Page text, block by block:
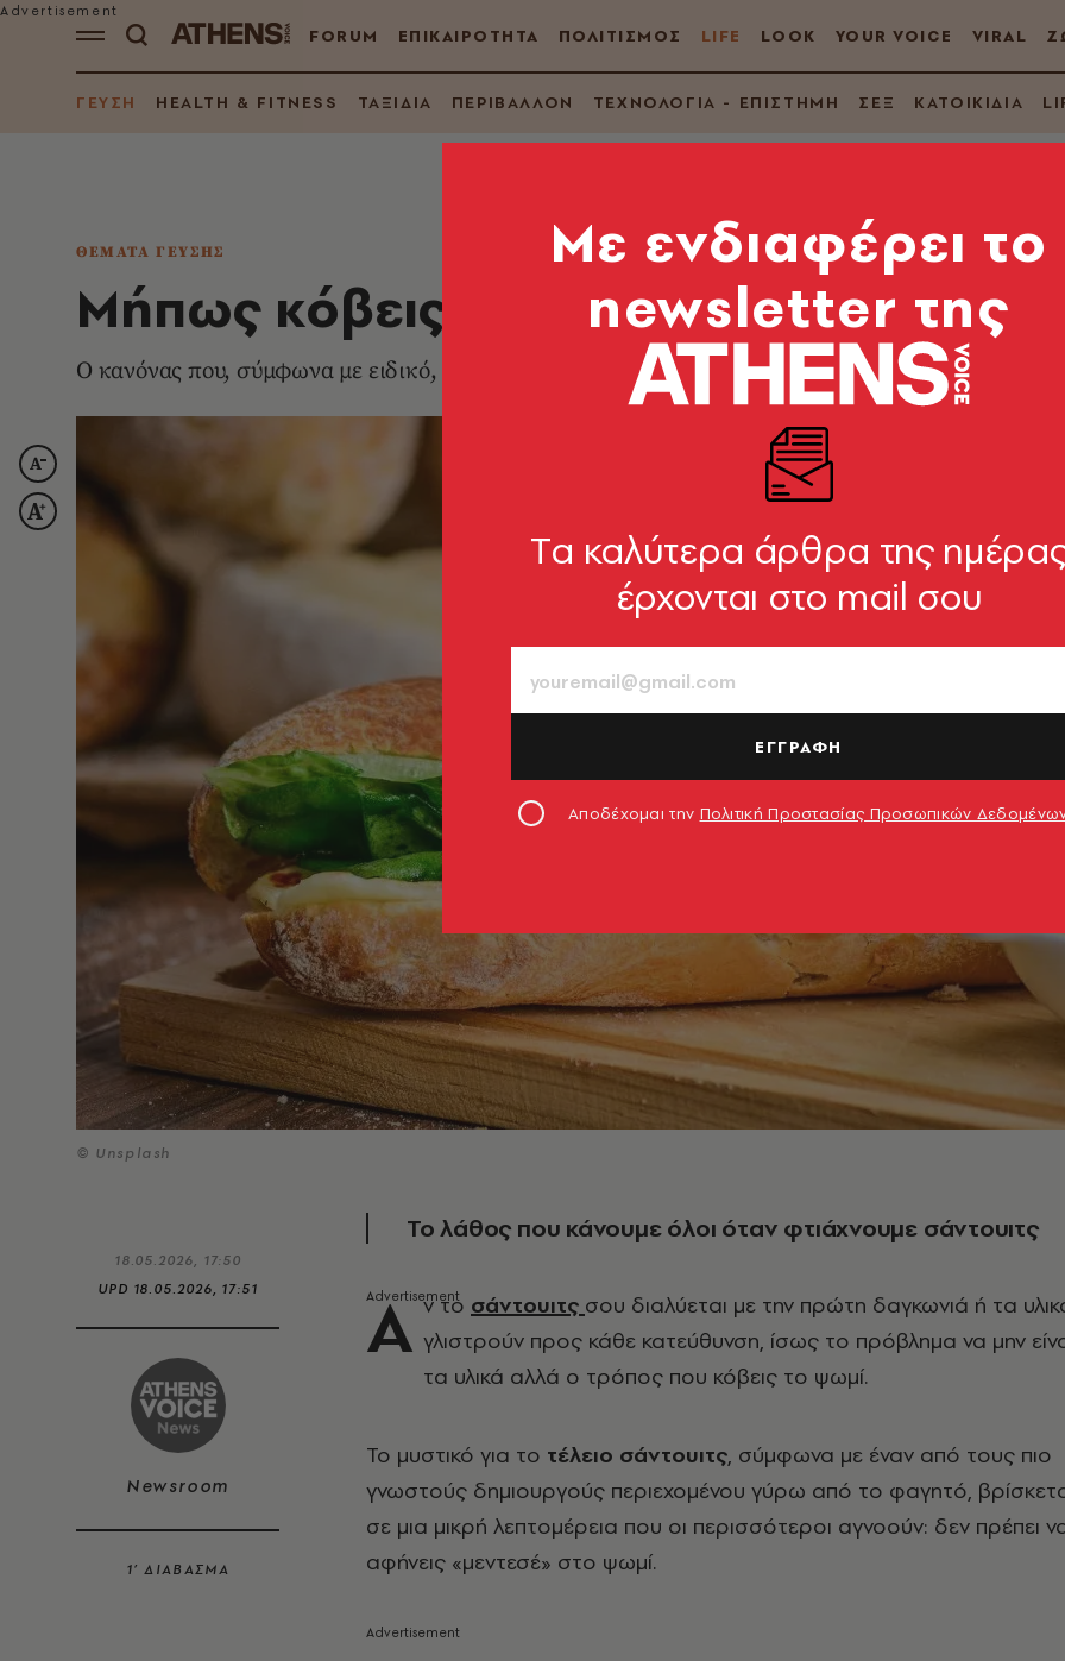
FORUM ΕΠΙΚΑΙΡΟΤΗΤΑ ΠΟΛΙΤΙΣΜΟΣ LIFE LOOK YOUR VOICE VIRAL
ΓΕΥΣΗ HEALTH & FITNESS ΤΑΞΙΔΙΑ ΠΕΡΙΒΑΛΛΟΝ ΤΕΧΝΟΛΟΓΙΑ - ΕΠΙΣΤΗΜΗ ΣΕΞ ΚΑΤΟΙΚΙΔΙΑ
ΘΕΜΑΤΑ ΓΕΥΣΗΣ
Mήπως κόβεις λάθος το σάντουιτς
Ο κανόνας που, σύμφωνα με ειδικό, αλλάζει τα πάντα
© Unsplash
18.05.2026, 17:50
UPD 18.05.2026, 17:51
Newsroom
1’ ΔΙΑΒΑΣΜΑ
Το λάθος που κάνουμε όλοι όταν φτιάχνουμε σάντουιτς
Α ν το σάντουιτς σου διαλύεται με την πρώτη δαγκωνιά ή τα
γλιστρούν προς κάθε κατεύθυνση, ίσως το πρόβλημα να μην
τα υλικά αλλά ο τρόπος που κόβεις το ψωμί.
Το μυστικό για το τέλειο σάντουιτς, σύμφωνα με έναν από τους πιο
γνωστούς δημιουργούς περιεχομένου γύρω από το φαγητό,
σε μια μικρή λεπτομέρεια που οι περισσότεροι αγνοούν: δεν πρέπει
αφήνεις «μεντεσέ» στο ψωμί.
Mε ενδιαφέρει το
newsletter της
Tα καλύτερα άρθρα της
έρχονται στο mail σου
ΕΓΓΡΑΦΗ
Αποδέχομαι την Πολιτική Προστασίας Προσωπικών